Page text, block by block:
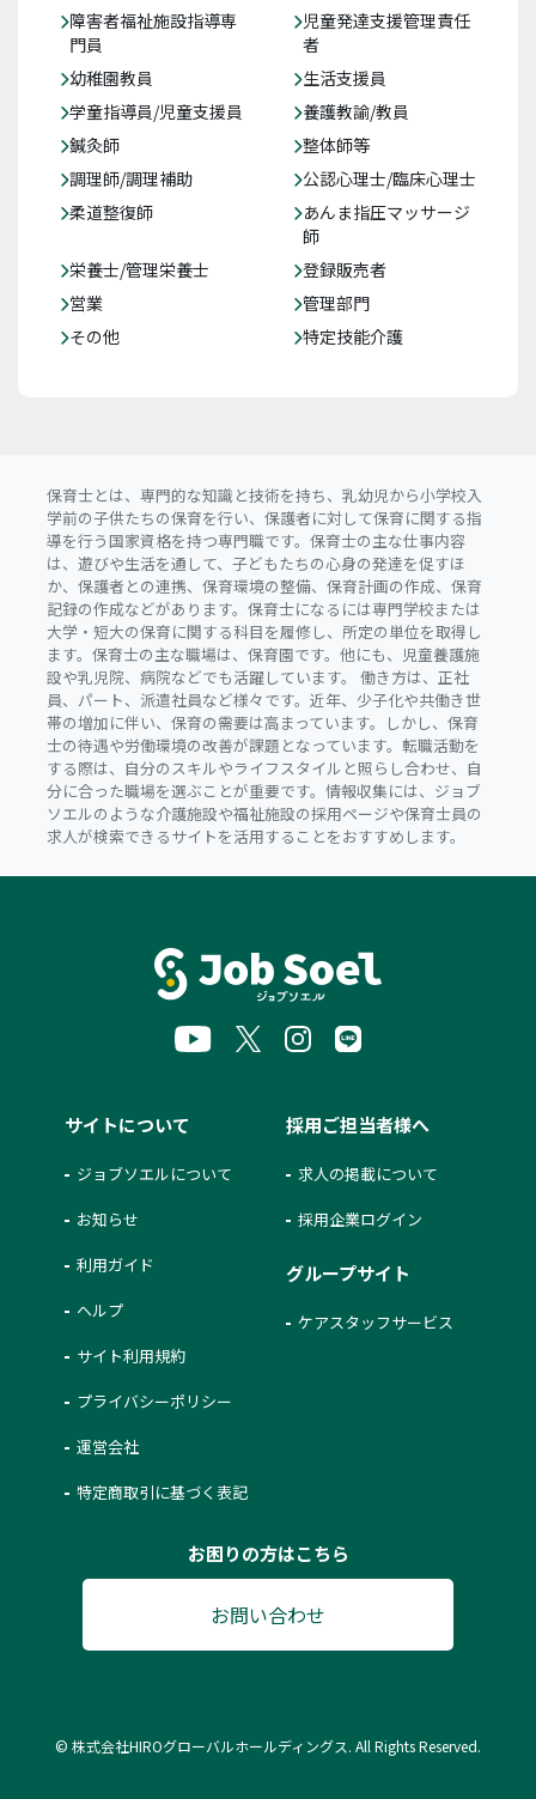
障害者福祉施設指導専
門員
児童発達支援管理責任
者
幼稚園教員
生活支援員
学童指導員/児童支援員
養護教諭/教員
鍼灸師
整体師等
調理師/調理補助
公認心理士/臨床心理士
柔道整復師
あんま指圧マッサージ
師
栄養士/管理栄養士
登録販売者
営業
管理部門
その他
特定技能介護
保育士とは、専門的な知識と技術を持ち、乳幼児から小学校入
学前の子供たちの保育を行い、保護者に対して保育に関する指
導を行う国家資格を持つ専門職です。保育士の主な仕事内容
は、遊びや生活を通して、子どもたちの心身の発達を促すほ
か、保護者との連携、保育環境の整備、保育計画の作成、保育
記録の作成などがあります。保育士になるには専門学校または
大学・短大の保育に関する科目を履修し、所定の単位を取得し
ます。保育士の主な職場は、保育園です。他にも、児童養護施
設や乳児院、病院などでも活躍しています。 働き方は、正社
員、パート、派遣社員など様々です。近年、少子化や共働き世
帯の増加に伴い、保育の需要は高まっています。しかし、保育
士の待遇や労働環境の改善が課題となっています。転職活動を
する際は、自分のスキルやライフスタイルと照らし合わせ、自
分に合った職場を選ぶことが重要です。情報収集には、ジョブ
ソエルのような介護施設や福祉施設の採用ページや保育士員の
求人が検索できるサイトを活用することをおすすめします。
サイトについて
ジョブソエルについて
お知らせ
利用ガイド
ヘルプ
サイト利用規約
プライバシーポリシー
運営会社
特定商取引に基づく表記
採用ご担当者様へ
求人の掲載について
採用企業ログイン
グループサイト
ケアスタッフサービス
お困りの方はこちら
お問い合わせ
© 株式会社HIROグローバルホールディングス. All Rights Reserved.